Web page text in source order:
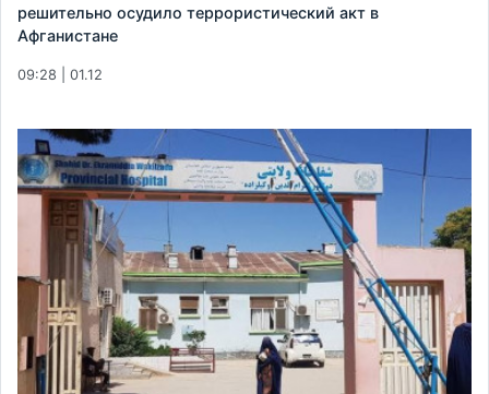
решительно осудило террористический акт в
Афганистане
09:28 | 01.12